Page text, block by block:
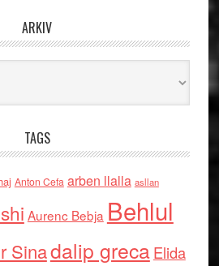
ARKIV
TAGS
Anton Cefa arben llalla asllan
Aurenc Bebja Behlul
Sinadalip grecaElida